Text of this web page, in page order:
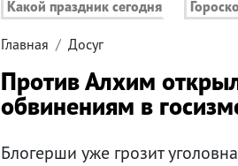
Какой праздник сегодня
Главная Досуг
Против Алхим
обвинениям в
Блогерши уже грозит